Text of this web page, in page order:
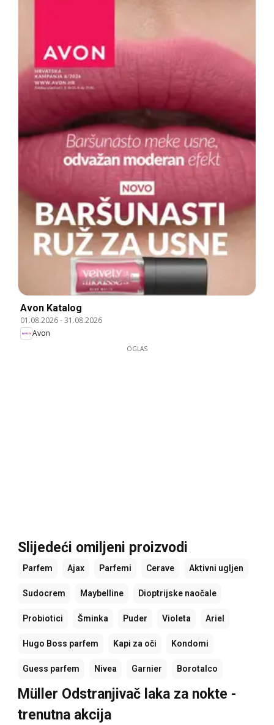
Avon Katalog
01.08.2026-31.08.2026
Avon
OGLAS
Slijedeći omiljeni proizvodi
Parfem Ajax Parfemi Cerave Aktivni ugljen
Sudocrem Maybelline Dioptrijske naočale
Probiotici Šminka Puder Violeta Ariel
Hugo Boss parfem Kapi za oči Kondomi
Guess parfem Nivea Garnier Borotalco
Müller Odstranjivač laka za nokte -
trenutna akcija